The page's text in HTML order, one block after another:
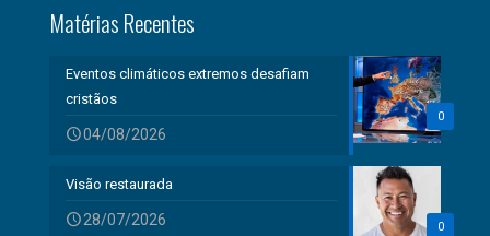
Matérias Recentes
0
Eventos climáticos extremos desafiam
cristãos
04/08/2026
0
Visão restaurada
28/07/2026